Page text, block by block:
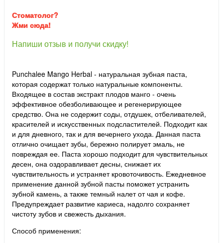
Стоматолог?
Жми сюда!
Напиши отзыв и получи скидку!
Punchalee Mango Herbal - натуральная зубная паста,
которая содержат только натуральные компоненты.
Входящее в состав экстракт плодов манго - очень
эффективное обезболивающее и регенерирующее
средство. Она не содержит соды, отдушек, отбеливателей,
красителей и искусственных подсластителей. Подходит как
и для дневного, так и для вечернего ухода. Данная паста
отлично очищает зубы, бережно полирует эмаль, не
повреждая ее. Паста хорошо подходит для чувствительных
десен, она оздоравливает десны, снижает их
чувствительность и устраняет кровоточивость. Ежедневное
применение данной зубной пасты поможет устранить
зубной камень, а также темный налет от чая и кофе.
Предупреждает развитие кариеса, надолго сохраняет
чистоту зубов и свежесть дыхания.
Способ применения: